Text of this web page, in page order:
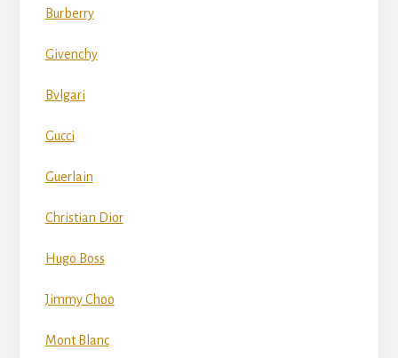
Burberry
Givenchy
Bvlgari
Gucci
Guerlain
Christian Dior
Hugo Boss
Jimmy Choo
Mont Blanc